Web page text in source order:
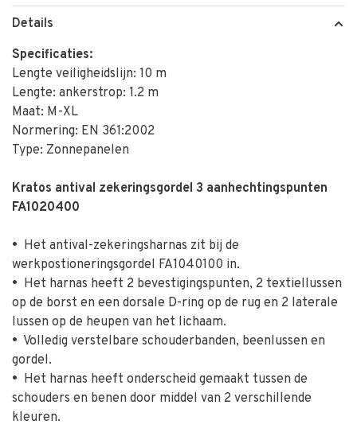
Details
Specificaties:
Lengte veiligheidslijn: 10 m
Lengte: ankerstrop: 1.2 m
Maat: M-XL
Normering: EN 361:2002
Type: Zonnepanelen
Kratos antival zekeringsgordel 3 aanhechtingspunten
FA1020400
• Het antival-zekeringsharnas zit bij de
werkpostioneringsgordel FA1040100 in.
• Het harnas heeft 2 bevestigingspunten, 2 textiellussen
op de borst en een dorsale D-ring op de rug en 2 laterale
lussen op de heupen van het lichaam.
• Volledig verstelbare schouderbanden, beenlussen en
gordel.
• Het harnas heeft onderscheid gemaakt tussen de
schouders en benen door middel van 2 verschillende
kleuren.